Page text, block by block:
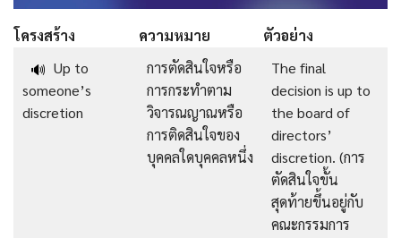
โครงสร้าง ความหมาย
ตัวอย่าง
🔊 Up to
someone’s
discretion
การตัดสินใจหรือ
การกระทำตาม
วิจารณญาณหรือ
การติดสินใจของ
บุคคลใดบุคคลหนึ่ง
The final
decision is up to
the board of
directors’
discretion. (การ
ตัดสินใจขั้น
สุดท้ายขึ้นอยู่กับ
คณะกรรมการ